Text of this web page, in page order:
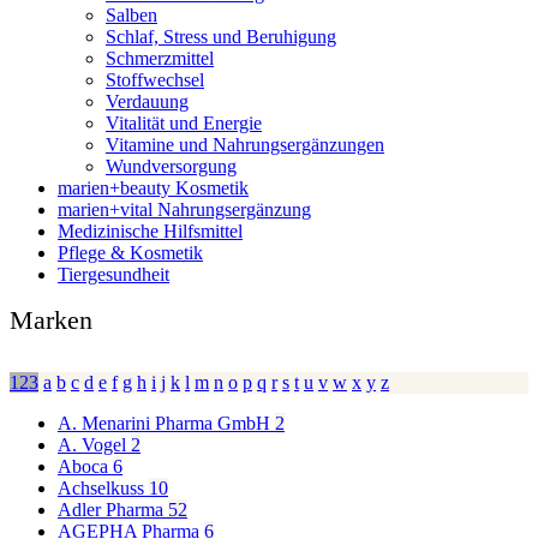
Salben
Schlaf, Stress und Beruhigung
Schmerzmittel
Stoffwechsel
Verdauung
Vitalität und Energie
Vitamine und Nahrungsergänzungen
Wundversorgung
marien+beauty Kosmetik
marien+vital Nahrungsergänzung
Medizinische Hilfsmittel
Pflege & Kosmetik
Tiergesundheit
Marken
123 a b c d e f g h i j k l m n o p q r s t u v w x y z
A. Menarini Pharma GmbH 2
A. Vogel 2
Aboca 6
Achselkuss 10
Adler Pharma 52
AGEPHA Pharma 6